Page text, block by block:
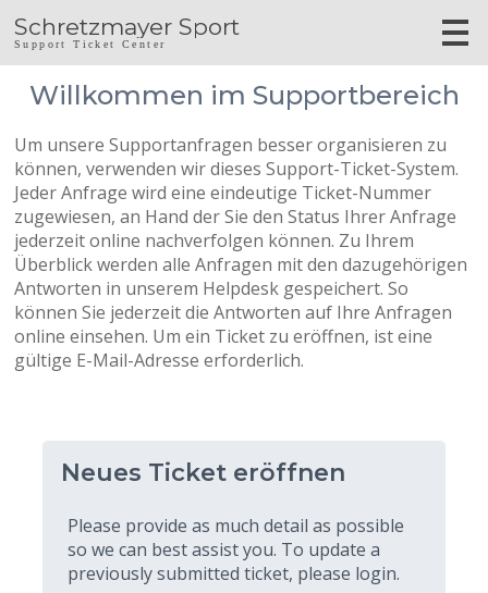
Schretzmayer Sport
Support Ticket Center
Willkommen im Supportbereich
Um unsere Supportanfragen besser organisieren zu
können, verwenden wir dieses Support-Ticket-System.
Jeder Anfrage wird eine eindeutige Ticket-Nummer
zugewiesen, an Hand der Sie den Status Ihrer Anfrage
jederzeit online nachverfolgen können. Zu Ihrem
Überblick werden alle Anfragen mit den dazugehörigen
Antworten in unserem Helpdesk gespeichert. So
können Sie jederzeit die Antworten auf Ihre Anfragen
online einsehen. Um ein Ticket zu eröffnen, ist eine
gültige E-Mail-Adresse erforderlich.
Neues Ticket eröffnen
Please provide as much detail as possible
so we can best assist you. To update a
previously submitted ticket, please login.